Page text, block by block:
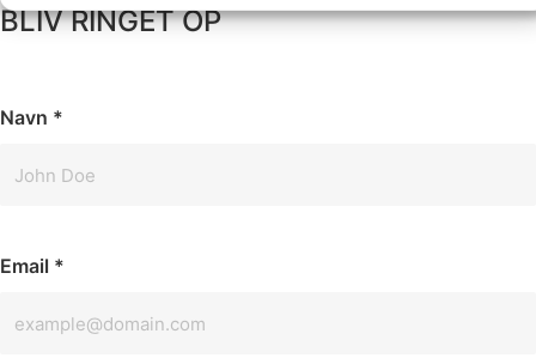
BLIV RINGET OP​
Navn *
Email *